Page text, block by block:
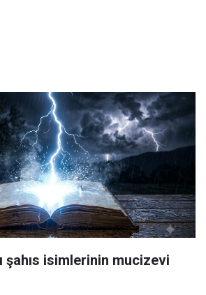
şahıs isimlerinin mucizevi